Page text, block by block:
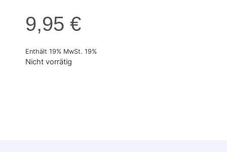
9,95 €
Enthält 19% MwSt. 19%
Nicht vorrätig